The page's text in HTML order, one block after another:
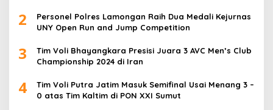
2
Personel Polres Lamongan Raih Dua Medali Kejurnas
UNY Open Run and Jump Competition
3
Tim Voli Bhayangkara Presisi Juara 3 AVC Men’s Club
Championship 2024 di Iran
4
Tim Voli Putra Jatim Masuk Semifinal Usai Menang 3 –
0 atas Tim Kaltim di PON XXI Sumut